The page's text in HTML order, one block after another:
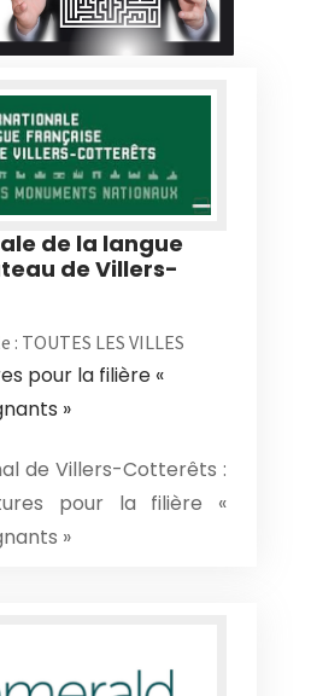
de la langue
de Villers-
TOUTES LES VILLES
pour la filière «
»
de Villers-Cotterêts :
pour la filière «
»